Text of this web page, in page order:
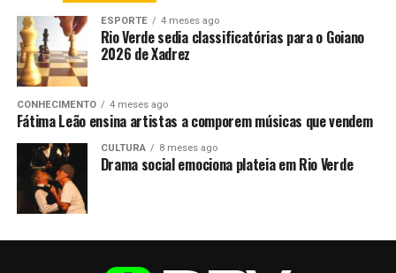
ESPORTE 4 meses ago
Rio Verde sedia classificatórias para o Goiano
2026 de Xadrez
CONHECIMENTO 4 meses ago
Fátima Leão ensina artistas a comporem músicas que vendem
CULTURA 8 meses ago
Drama social emociona plateia em Rio Verde